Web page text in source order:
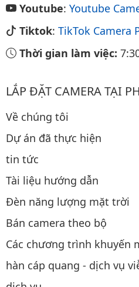
Youtube: Youtube
Tiktok: TikTok Camera
Thời gian làm việc:
LẮP ĐẶT CAMERA TẠI
Về chúng tôi
Dự án đã thực hiện
tin tức
Tài liệu hướng dẫn
Đèn năng lượng mặt trời
Bán camera theo bộ
Các chương trình khuyến
hàn cáp quang - dịch vụ